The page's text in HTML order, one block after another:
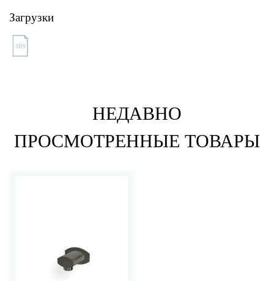
Загрузки
3DS
НЕДАВНО
ПРОСМОТРЕННЫЕ ТОВАРЫ